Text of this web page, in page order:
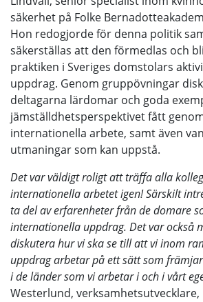
säkerhet på Folke
Hon redogjorde för denna politik
säkerställas att den förmedlas och
praktiken i Sveriges domstolars
uppdrag. Genom gruppövningar
deltagarna lärdomar och goda
jämställdhetsperspektivet fått
internationella arbete, samt även
utmaningar som kan uppstå.
Det var väldigt roligt att träffa alla
internationella arbetet igen! Särskilt
ta del av erfarenheter från de domare
internationella uppdrag. Det var också
diskutera hur vi ska se till att vi inom
uppdrag arbetar på ett sätt som
i de länder som vi arbetar i och i vårt
Westerlund,